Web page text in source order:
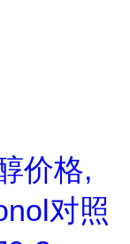
价格,
对照